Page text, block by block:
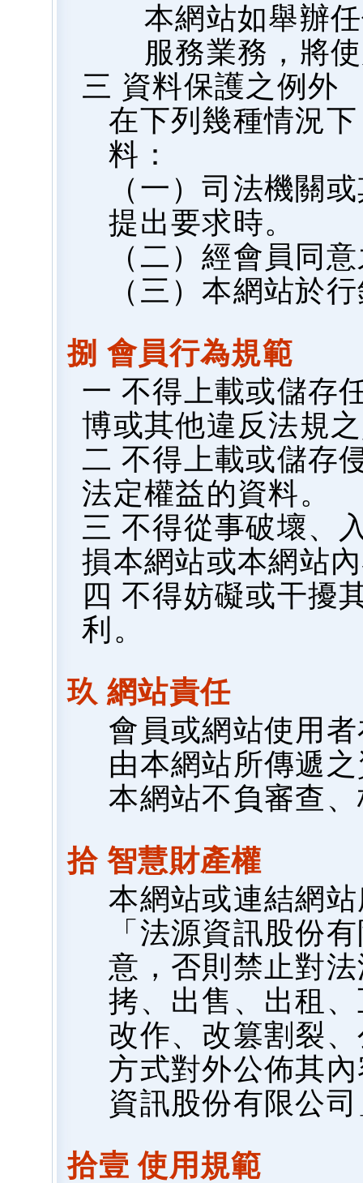
本網站如舉辦
服務業務，將
三 資料保護之例外
在下列幾種情況
料：
（一）司法機關
提出要求時。
（二）經會員同
（三）本網站於
捌 會員行為規範
一 不得上載或儲存
博或其他違反法規
二 不得上載或儲存
法定權益的資料。
三 不得從事破壞、
損本網站或本網站
四 不得妨礙或干擾
利。
玖 網站責任
會員或網站使用
由本網站所傳遞
本網站不負審查
拾 智慧財產權
本網站或連結網
「法源資訊股份
意，否則禁止對
拷、出售、出租
改作、改篡割裂
方式對外公佈其
資訊股份有限公
拾壹 使用規範